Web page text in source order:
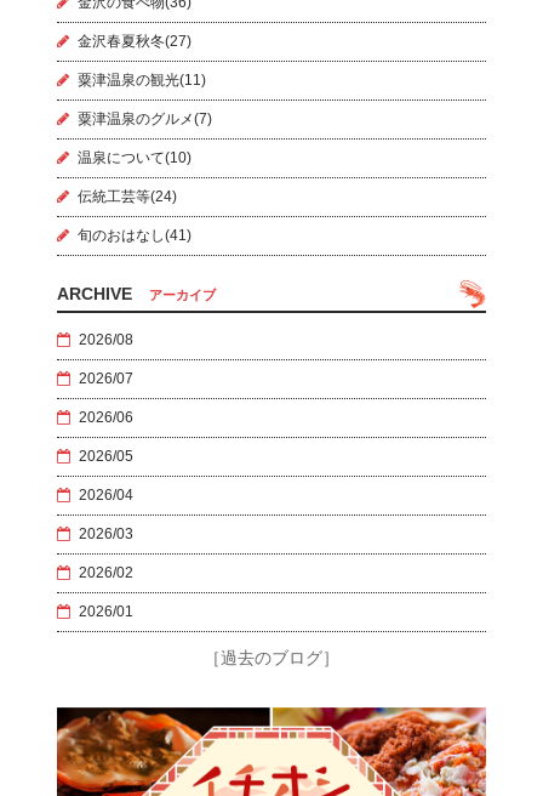
金沢春夏秋冬(27)
粟津温泉の観光(11)
粟津温泉のグルメ(7)
温泉について(10)
伝統工芸等(24)
旬のおはなし(41)
ARCHIVE アーカイブ
2026/08
2026/07
2026/06
2026/05
2026/04
2026/03
2026/02
2026/01
［過去のブログ］